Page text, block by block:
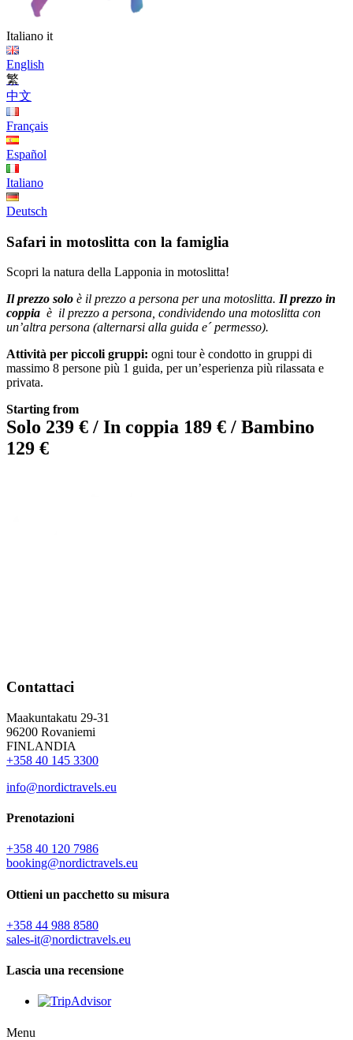
Italiano it
English
繁
中文
Français
Español
Italiano
Deutsch
Safari in motoslitta con la famiglia
Scopri la natura della Lapponia in motoslitta!
Il prezzo solo è il prezzo a persona per una motoslitta. Il prezzo in
coppia è il prezzo a persona, condividendo una motoslitta con
un’altra persona (alternarsi alla guida e´ permesso).
Attività per piccoli gruppi: ogni tour è condotto in gruppi di
massimo 8 persone più 1 guida, per un’esperienza più rilassata e
privata.
Starting from
Solo 239 € / In coppia 189 € / Bambino
129 €
Contattaci
Maakuntakatu 29-31
96200 Rovaniemi
FINLANDIA
+358 40 145 3300
info@nordictravels.eu
Prenotazioni
+358 40 120 7986
booking@nordictravels.eu
Ottieni un pacchetto su misura
+358 44 988 8580
sales-it@nordictravels.eu
Lascia una recensione
Menu